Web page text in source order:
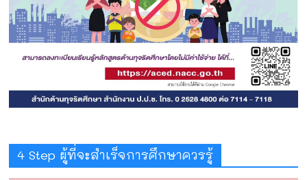
4 Step ผู้ที่จะสำเร็จการศึกษาควรรู้